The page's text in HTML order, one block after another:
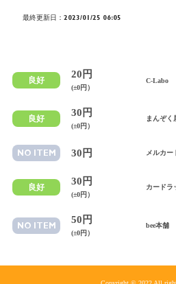
最終更新日：2023/01/25 06:05
良好
20円
(±0円）
C-Labo
良好
30円
(±0円）
まんぞく
NO ITEM 30円 メルカー
良好
30円
(±0円）
カードラ
NO ITEM
50円
(±0円）
bee本舗
Copyright © 2022 All